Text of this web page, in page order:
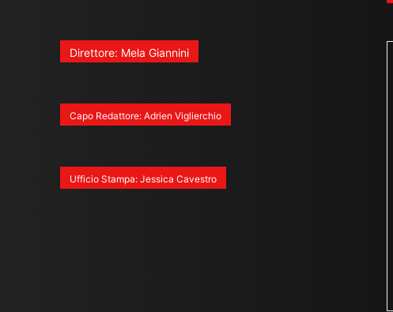
Direttore: Mela Giannini
Capo Redattore: Adrien Viglierchio
Ufficio Stampa: Jessica Cavestro